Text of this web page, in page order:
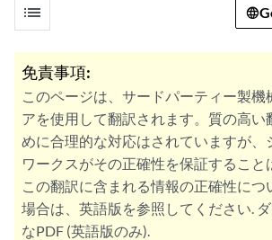
list
免責事項:
このページは、サードパーティー製機
アを使用して翻訳されます。質の高い
めに合理的な対応はされていますが、
ワークスがその正確性を保証すること
この翻訳に含まれる情報の正確性につ
場合は、英語版を参照してください.
なPDF (英語版のみ).